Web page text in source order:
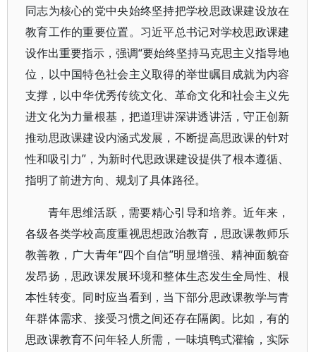
同志为核心的党中央始终坚持把学校思政课建设放在
教育工作的重要位置。习近平总书记对学校思政课建
设作出重要指示，强调“要始终坚持马克思主义指导地
位，以中国特色社会主义取得的举世瞩目成就为内容
支撑，以中华优秀传统文化、革命文化和社会主义先
进文化为力量根基，把道理讲深讲透讲活，守正创新
推动思政课建设内涵式发展，不断提高思政课的针对
性和吸引力”，为新时代思政课建设提供了根本遵循、
指明了前进方向、规划了具体路径。
青年思维活跃，需要精心引导和培养。近年来，
各级各类学校高度重视思想政治教育，思政课教师乐
教善教，广大青年“四个自信”明显增强、精神面貌奋
发昂扬，思政课发展环境和整体生态发生全局性、根
本性转变。同时应当看到，当下部分思政课教学与青
年群体需求、接受习惯之间还存在隔阂。比如，有的
思政课教育不问年轻人所需，一味填鸭式灌输，实际